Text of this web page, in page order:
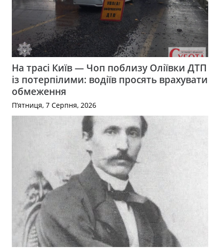
На трасі Київ — Чоп поблизу Оліївки ДТП
із потерпілими: водіїв просять врахувати
обмеження
П’ятниця, 7 Серпня, 2026